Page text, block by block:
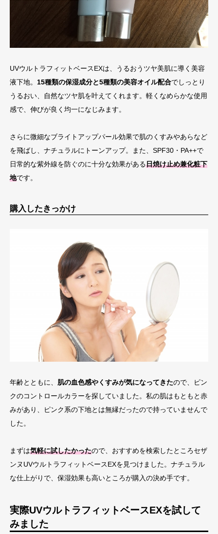
UVウルトラフィットベースEXは、うるおうツヤ美肌に導く美容
液下地。 15種類の保湿成分と5種類の美容オイル配合でしっとり
うるおい、自然なツヤ肌を叶えてくれます。軽くなめらかな使用
感で、伸びが良く均一になじみます。
さらに微細なブライトアップパール効果で肌のくすみやあらなど
を飛ばし、ナチュラルにトーンアップ。また、SPF30・PA++で
日常的な紫外線を防ぐのに十分な効果がある日焼け止め兼化粧下
地です。
購入したきっかけ
年齢とともに、 肌の血色感やくすみが気になってきたので、ピン
クのコントロールカラーを探していました。私の肌はもともと赤
みがあり、ピンク系の下地とは無縁だったので持っていませんで
した。
まずは気軽に試したかったので、おすすめを検索したところセザ
ンヌUVウルトラフィットベースEXを見つけました。ナチュラル
な仕上がりで、保湿効果も高いところが購入の決め手です。
実際UVウルトラフィットベースEXを試して
みました